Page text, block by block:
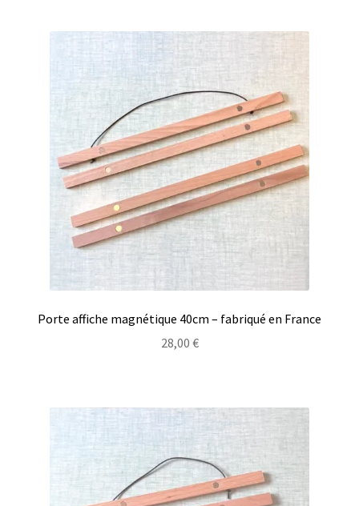
Porte affiche magnétique 40cm – fabriqué en France
28,00 €